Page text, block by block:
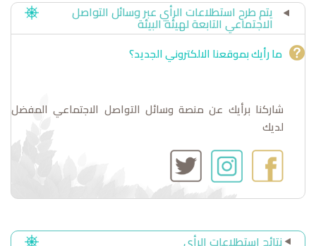
يتم طرح استطلاعات الرأي عبر وسائل التواصل
الاجتماعي التابعة لهيئة البيئة
ما رأيك بموقعنا الالكتروني الجديد؟
شاركنا برأيك عن منصة وسائل التواصل الاجتماعي المفضل
لديك
نتائج استطلاعات الرأي